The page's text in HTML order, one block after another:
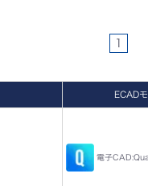
1
ECAD
電子